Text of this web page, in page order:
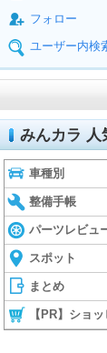
フォロー
ユーザー内検
みんカラ 人
車種別
整備手帳
パーツレビュ
スポット
まとめ
【PR】ショ